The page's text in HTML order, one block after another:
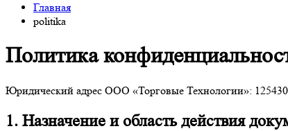
Главная
politika
Политика
Юридический адрес ООО «Торговые Технологии»:
1. Назначение и область действия